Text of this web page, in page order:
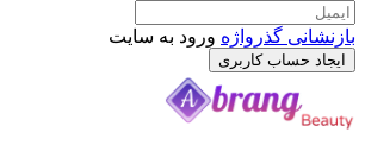
بازنشانی گذرواژه ورود به سایت
ایجاد حساب کاربری